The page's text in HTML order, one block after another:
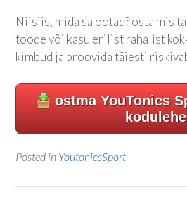
Niisiis, mida sa ootad? osta mis
toode või kasu erilist rahalist
kimbud ja proovida täiesti
ostma YouTonics
Posted in YoutonicsSport